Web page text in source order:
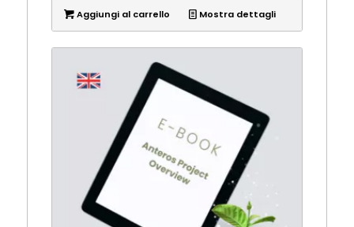
Aggiungi al carrello Mostra dettagli